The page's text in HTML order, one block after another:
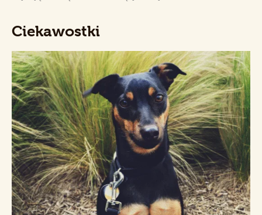
Ciekawostki